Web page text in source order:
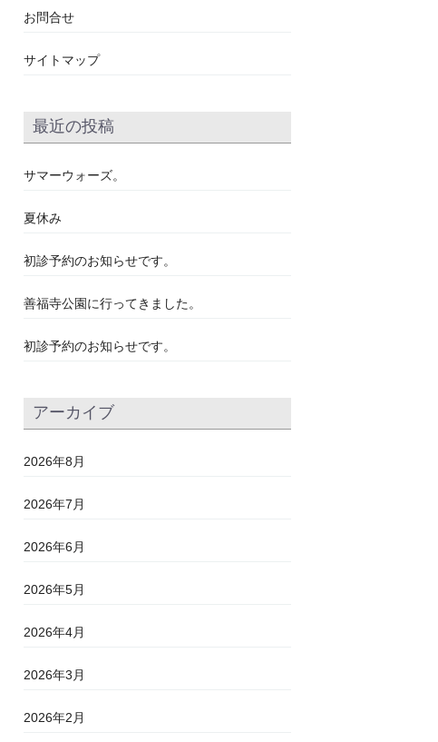
お問合せ
サイトマップ
最近の投稿
サマーウォーズ。
夏休み
初診予約のお知らせです。
善福寺公園に行ってきました。
初診予約のお知らせです。
アーカイブ
2026年8月
2026年7月
2026年6月
2026年5月
2026年4月
2026年3月
2026年2月